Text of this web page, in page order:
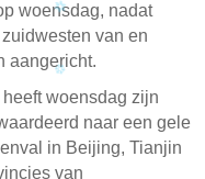
woensdag, nadat
van en
aangericht.
woensdag zijn
naar een gele
in Beijing, Tianjin
van